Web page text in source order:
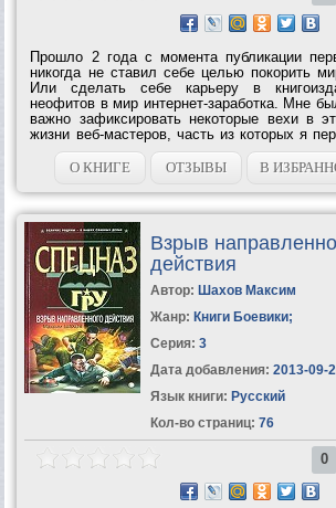
Прошло 2 года с момента публикации
никогда не ставил себе целью покорить
Или сделать себе карьеру в
неофитов в мир интернет-заработка. Мне
важно зафиксировать некоторые вехи в
жизни веб-мастеров, часть из которых я
мои знакомые и друзья. Я никогда не
такую...О КНИГЕ ОТЗЫВЫ В
Взрыв
действия
Автор: Шахов Максим
Жанр: Книги Боевики;
Серия: 3
Дата добавления: 2013-09-
Язык книги: Русский
Кол-во страниц: 76
0